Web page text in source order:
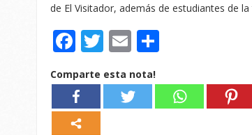
de El Visitador, además de estudiantes de
Facebook
Twitter
Email
Comparte esta nota!